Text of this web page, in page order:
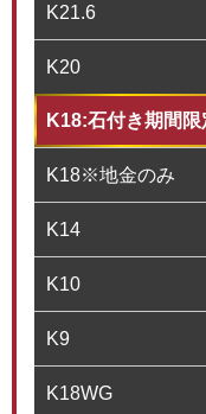
K21.6
K20
K18:石付き期間限
K18※地金のみ
K14
K10
K9
K18WG